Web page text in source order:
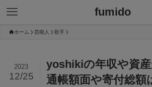
fumido
ホーム 芸能人 歌手
yoshikiの年収や資産
通帳額面や寄付総額
2023
12/25